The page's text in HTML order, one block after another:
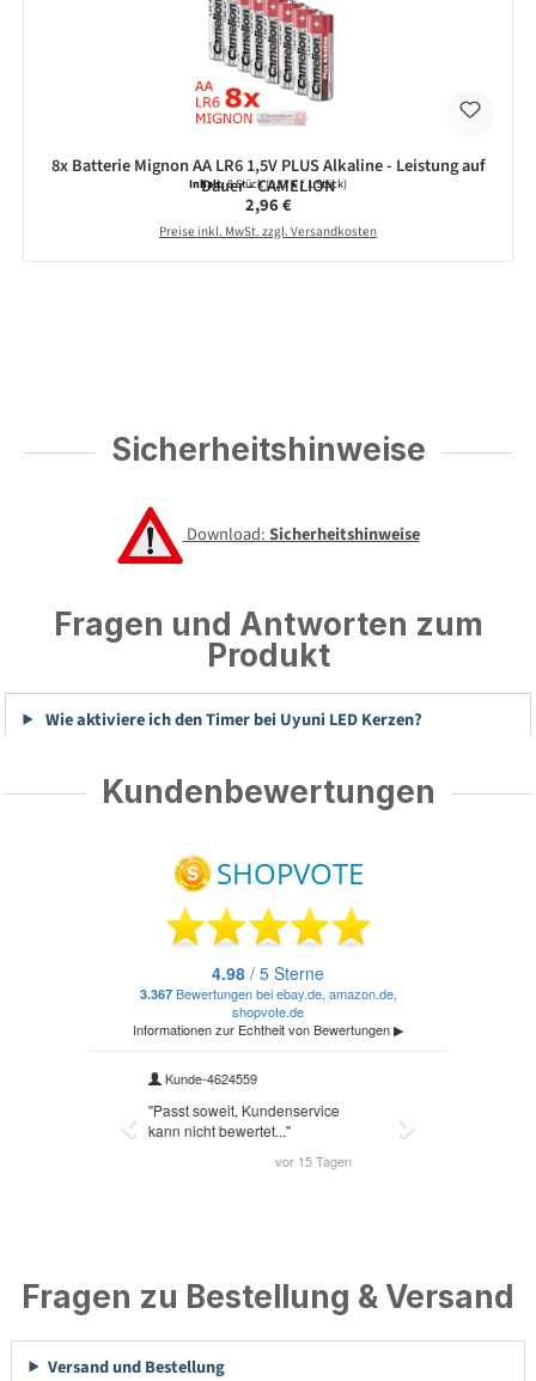
8x Batterie Mignon AA LR6 1,5V PLUS Alkaline - Leistung auf
Dauer - CAMELION
Inhalt:8 Stück(0,37 € / 1 Stück)
Regulärer Preis:
2,96 €
Preise inkl. MwSt. zzgl. Versandkosten
Sicherheitshinweise
Download:Sicherheitshinweise
Fragen und Antworten zum
Produkt
Wie aktiviere ich den Timer bei Uyuni LED Kerzen?
Kundenbewertungen
Fragen zu Bestellung & Versand
Versand und Bestellung